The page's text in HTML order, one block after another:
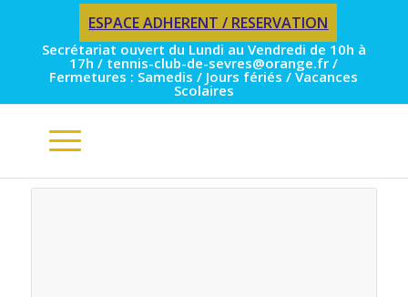
ESPACE ADHERENT / RESERVATION
Secrétariat ouvert du Lundi au Vendredi de 10h à
17h / tennis-club-de-sevres@orange.fr /
Fermetures : Samedis / Jours fériés / Vacances
Scolaires